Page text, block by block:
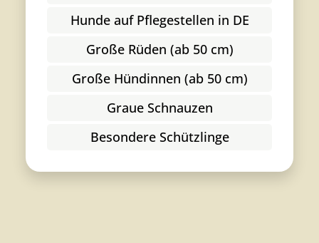
Hunde auf Pflegestellen in DE
Große Rüden (ab 50 cm)
Große Hündinnen (ab 50 cm)
Graue Schnauzen
Besondere Schützlinge